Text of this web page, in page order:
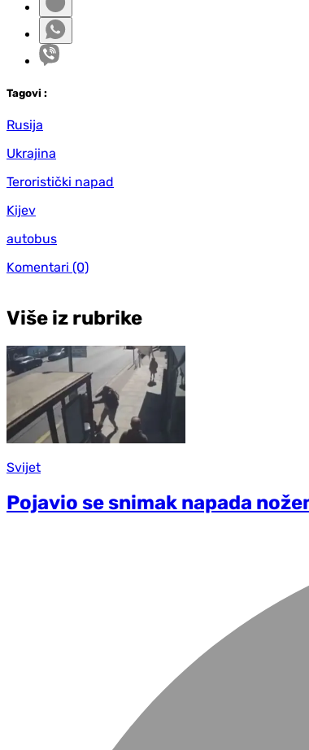
Tagovi :
Rusija
Ukrajina
Teroristički napad
Kijev
autobus
Komentari (0)
Više iz rubrike
Svijet
Pojavio se snimak napada